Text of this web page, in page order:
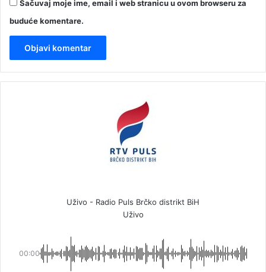
Sačuvaj moje ime, email i web stranicu u ovom browseru za
buduće komentare.
Uživo - Radio Puls Brčko distrikt BiH
Uživo
00:00